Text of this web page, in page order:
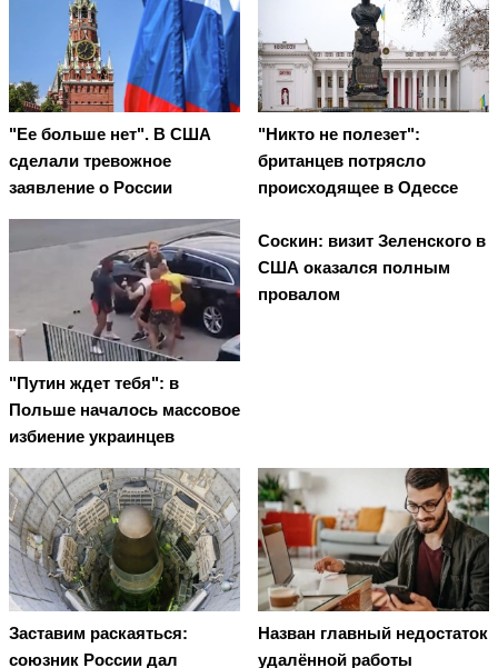
"Ее больше нет". В США
сделали тревожное
заявление о России
"Никто не полезет":
британцев потрясло
происходящее в Одессе
"Путин ждет тебя": в
Польше началось массовое
избиение украинцев
Соскин: визит Зеленского в
США оказался полным
провалом
Заставим раскаяться:
союзник России дал
Назван главный недостаток
удалённой работы